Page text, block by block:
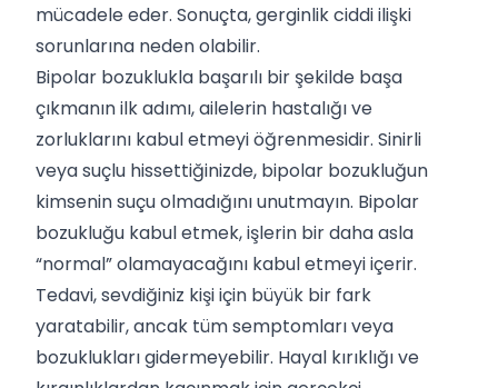
mücadele eder. Sonuçta, gerginlik ciddi ilişki
sorunlarına neden olabilir.
Bipolar bozuklukla başarılı bir şekilde başa
çıkmanın ilk adımı, ailelerin hastalığı ve
zorluklarını kabul etmeyi öğrenmesidir. Sinirli
veya suçlu hissettiğinizde, bipolar bozukluğun
kimsenin suçu olmadığını unutmayın. Bipolar
bozukluğu kabul etmek, işlerin bir daha asla
“normal” olamayacağını kabul etmeyi içerir.
Tedavi, sevdiğiniz kişi için büyük bir fark
yaratabilir, ancak tüm semptomları veya
bozuklukları gidermeyebilir. Hayal kırıklığı ve